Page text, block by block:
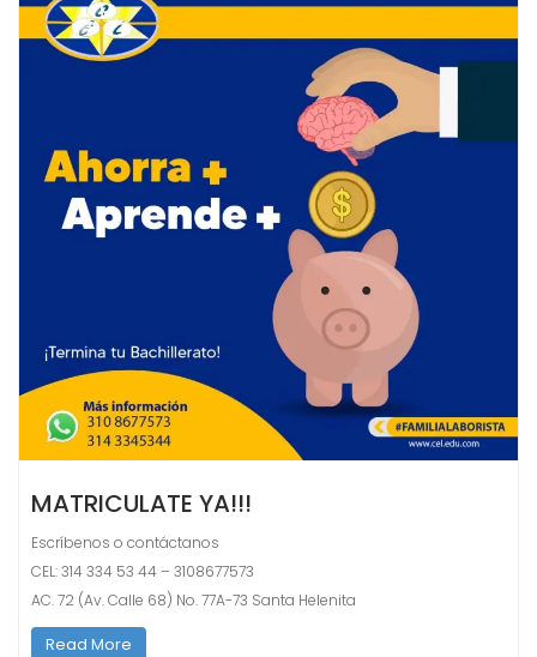
MATRICULATE YA!!!
Escríbenos o contáctanos
CEL: 314 334 53 44 – 3108677573
AC. 72 (Av. Calle 68) No. 77A-73 Santa Helenita
Read More